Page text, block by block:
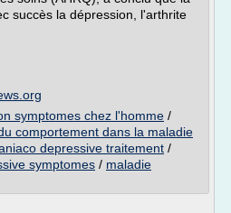
succès la dépression, l'arthrite
symptomes chez l'homme /
comportement dans la maladie
depressive traitement /
symptomes / maladie